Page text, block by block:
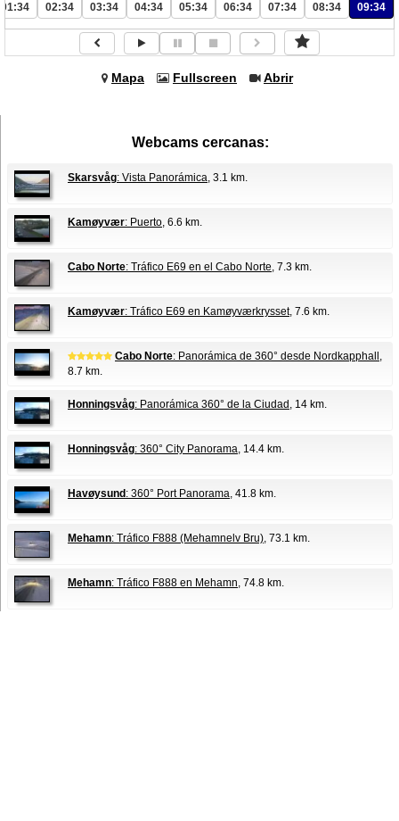
01:34 02:34 03:34 04:34 05:34 06:34 07:34 08:34 09:34
Mapa Fullscreen Abrir
Webcams cercanas:
Skarsvåg: Vista Panorámica, 3.1 km.
Kamøyvær: Puerto, 6.6 km.
Cabo Norte: Tráfico E69 en el Cabo Norte, 7.3 km.
Kamøyvær: Tráfico E69 en Kamøyværkrysset, 7.6 km.
Cabo Norte: Panorámica de 360° desde Nordkapphall ,
8.7 km.
Honningsvåg: Panorámica 360° de la Ciudad , 14 km.
Honningsvåg: 360° City Panorama, 14.4 km.
Havøysund : 360° Port Panorama, 41.8 km.
Mehamn: Tráfico F888 (Mehamnelv Bru), 73.1 km.
Mehamn: Tráfico F888 en Mehamn, 74.8 km.